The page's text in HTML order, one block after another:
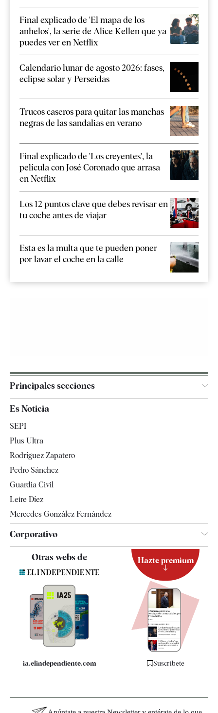
Final explicado de 'El mapa de los
anhelos', la serie de Alice Kellen que ya
puedes ver en Netflix
Calendario lunar de agosto 2026: fases,
eclipse solar y Perseidas
Trucos caseros para quitar las manchas
negras de las sandalias en verano
Final explicado de 'Los creyentes', la
película con José Coronado que arrasa
en Netflix
Los 12 puntos clave que debes revisar en
tu coche antes de viajar
Esta es la multa que te pueden poner
por lavar el coche en la calle
Principales secciones
Televisión
Es Noticia
SEPI
Plus Ultra
Rodríguez Zapatero
Pedro Sánchez
Guardia Civil
Leire Díez
Mercedes González Fernández
Corporativo
Quiénes somos
Especificaciones
Otras webs de
ia.elindependiente.com
Hazte premium
Suscríbete